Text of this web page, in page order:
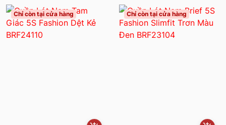
Chỉ còn tại cửa hàng Chỉ còn tại cửa hàng